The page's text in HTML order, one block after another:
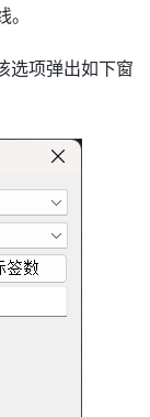
选项弹出如下窗